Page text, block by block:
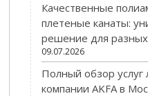
Качественные
плетеные канаты:
решение для
09.07.2026
Полный обзор услуг
компании AKFA в